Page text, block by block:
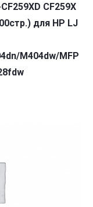
CF259X
для HP LJ
M404dw/MFP